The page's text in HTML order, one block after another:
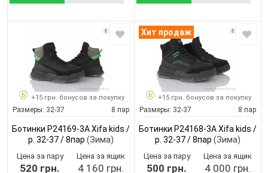
+15 грн. бонусов за покупку
Размеры: 32-37 8 пар
Ботинки P24169-3A Xifa kids /
p. 32-37 / 8пар (Зима)
Цена за пару
520 грн.
Цена за ящик
4 160 грн.
Хит продаж
+15 грн. бонусов за покупку
Размеры: 32-37 8 пар
Ботинки P24168-3A Xifa kids /
p. 32-37 / 8пар (Зима)
Цена за пару
500 грн.
Цена за ящик
4 000 грн.